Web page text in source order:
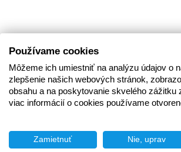
Používame cookies
Môžeme ich umiestniť na analýzu údajov o
zlepšenie našich webových stránok,
obsahu a na poskytovanie skvelého zážitku
viac informácií o cookies používame
Zamietnuť Nie, uprav